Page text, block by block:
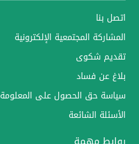
اتصل بنا
المشاركة المجتمعية الإلكترونية
تقديم شكوى
بلاغ عن فساد
سياسة حق الحصول على المعلومة
الأسئلة الشائعة